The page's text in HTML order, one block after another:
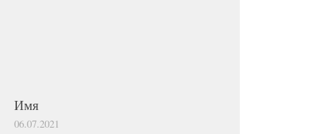
Имя
06.07.2021